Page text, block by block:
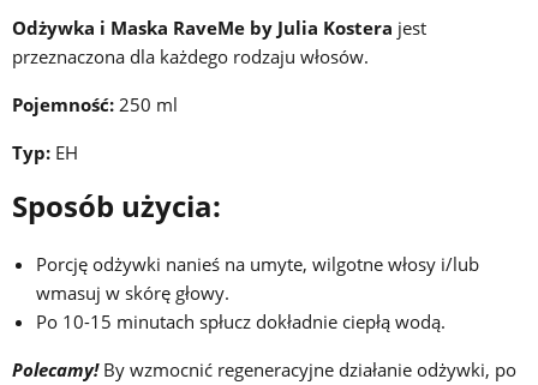
Odżywka i Maska RaveMe by Julia Kostera jest
przeznaczona dla każdego rodzaju włosów.
Pojemność: 250 ml
Typ: EH
Sposób użycia:
Porcję odżywki nanieś na umyte, wilgotne włosy i/lub
wmasuj w skórę głowy.
Po 10-15 minutach spłucz dokładnie ciepłą wodą.
Polecamy!By wzmocnić regeneracyjne działanie odżywki, po